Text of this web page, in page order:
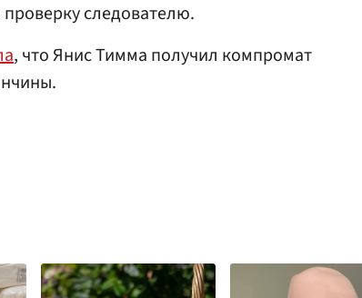
следователю.
, что Янис Тимма получил компромат